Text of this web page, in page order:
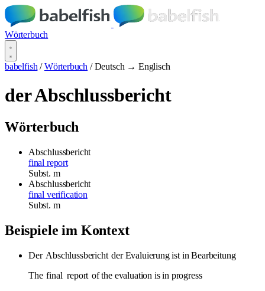
Wörterbuch
babelfish / Wörterbuch / Deutsch → Englisch
der Abschlussbericht
Wörterbuch
Abschlussbericht
final report
Subst. m
Abschlussbericht
final verification
Subst. m
Beispiele im Kontext
Der Abschlussbericht der Evaluierung ist in Bearbeitung
The final report of the evaluation is in progress